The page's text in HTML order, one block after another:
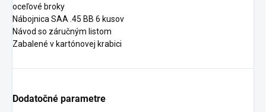
oceľové broky
Nábojnica SAA .45 BB 6 kusov
Návod so záručným listom
Zabalené v kartónovej krabici
Dodatočné parametre